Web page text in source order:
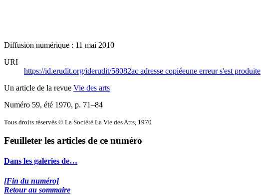
Diffusion numérique : 11 mai 2010
URI
https://id.erudit.org/iderudit/58082ac adresse copiéeune erreur s'est produite
Un article de la revue Vie des arts
Numéro 59, été 1970, p. 71–84
Tous droits réservés © La Société La Vie des Arts, 1970
Feuilleter les articles de ce numéro
Dans les galeries de…
[Fin du numéro]
Retour au sommaire